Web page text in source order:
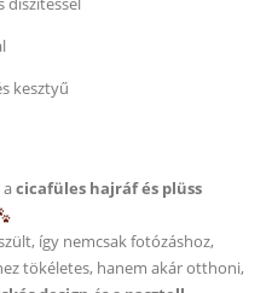
kesztyű
acicafüles hajráf és plüss
így nemcsak fotózáshoz,
tökéletes, hanem akár otthoni,